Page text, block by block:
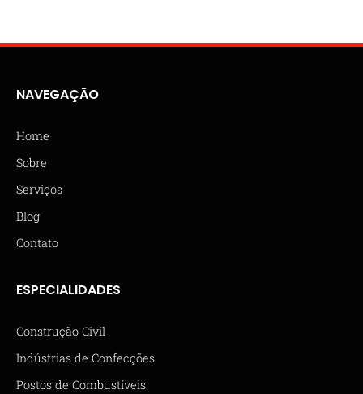
NAVEGAÇÃO
Home
Sobre
Serviços
Blog
Contato
ESPECIALIDADES
Construção Civil
Indústrias de Confecções
Postos de Combustíveis